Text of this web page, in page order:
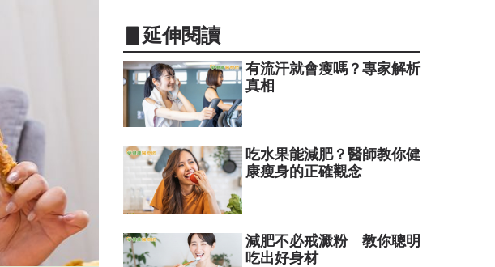
▋延伸閱讀
有流汗就會瘦嗎？專家解析
真相
吃水果能減肥？醫師教你健
康瘦身的正確觀念
減肥不必戒澱粉 教你聰明
吃出好身材